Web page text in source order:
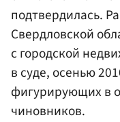
подтвердилась.
Свердловской
с городской
в суде, осенью
фигурирующих в
чиновников.